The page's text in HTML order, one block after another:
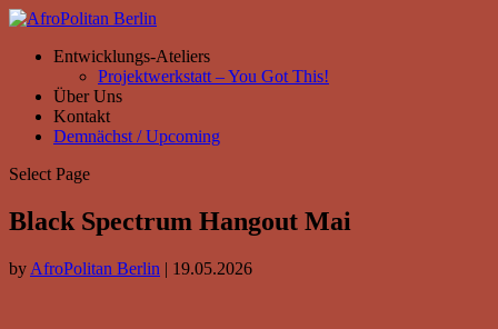
Entwicklungs-Ateliers
Projektwerkstatt – You Got This!
Über Uns
Kontakt
Demnächst / Upcoming
Select Page
Black Spectrum Hangout Mai
by AfroPolitan Berlin | 19.05.2026